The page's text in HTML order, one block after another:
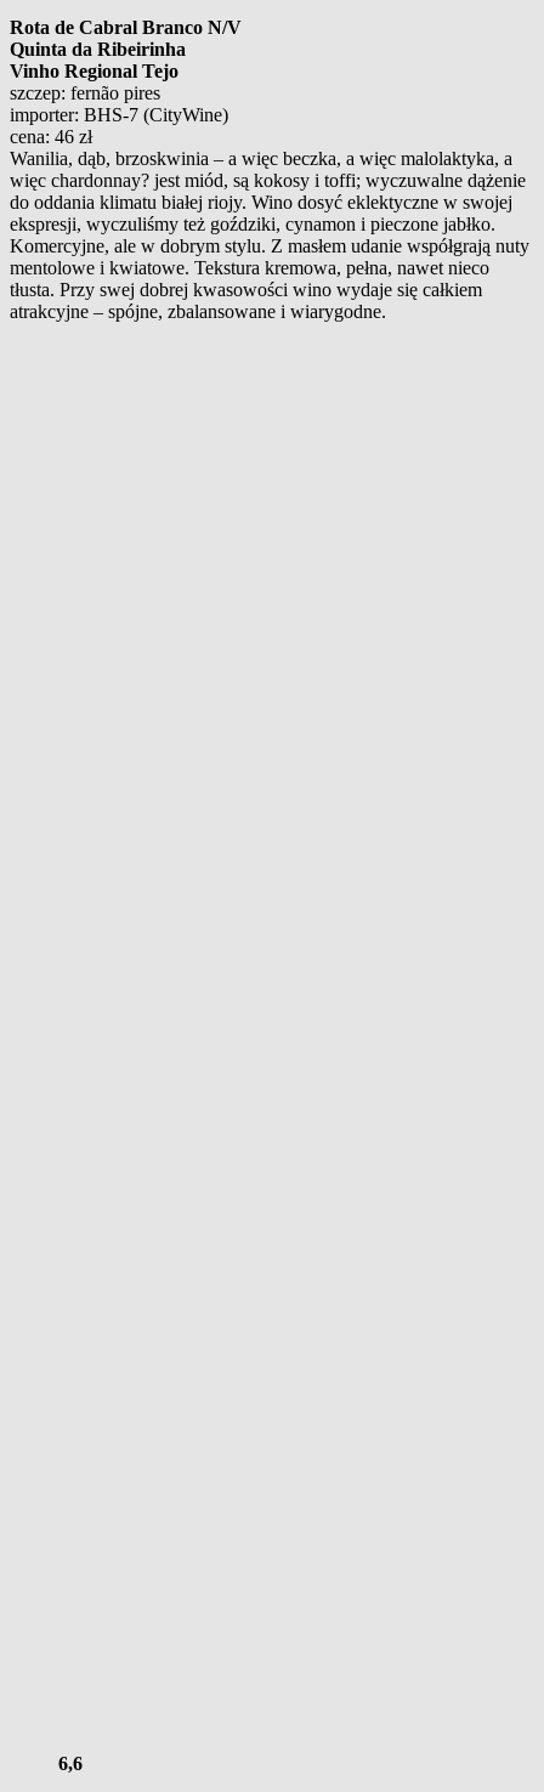
Rota de Cabral Branco N/V
Quinta da Ribeirinha
Vinho Regional Tejo
szczep: fernão pires
importer: BHS-7 (CityWine)
cena: 46 zł
Wanilia, dąb, brzoskwinia – a więc beczka, a więc malolaktyka, a
więc chardonnay? jest miód, są kokosy i toffi; wyczuwalne dążenie
do oddania klimatu białej riojy. Wino dosyć eklektyczne w swojej
ekspresji, wyczuliśmy też goździki, cynamon i pieczone jabłko.
Komercyjne, ale w dobrym stylu. Z masłem udanie współgrają nuty
mentolowe i kwiatowe. Tekstura kremowa, pełna, nawet nieco
tłusta. Przy swej dobrej kwasowości wino wydaje się całkiem
atrakcyjne – spójne, zbalansowane i wiarygodne.
6,6